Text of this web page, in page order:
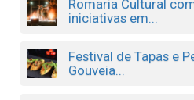
Romaria Cultural
iniciativas em...
Festival de Tapas e
Gouveia...